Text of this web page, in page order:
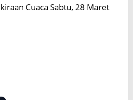
Cuaca Sabtu, 28 Maret